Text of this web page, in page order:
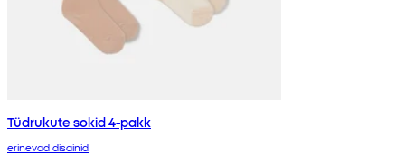
Tüdrukute sokid 4-pakk
erinevad disainid